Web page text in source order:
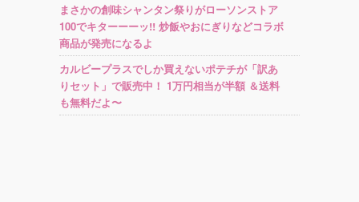
まさかの創味シャンタン祭りがローソンストア
100でキターーーッ!! 炒飯やおにぎりなどコラボ
商品が発売になるよ
カルビープラスでしか買えないポテチが「訳あ
りセット」で販売中！ 1万円相当が半額 ＆送料
も無料だよ〜